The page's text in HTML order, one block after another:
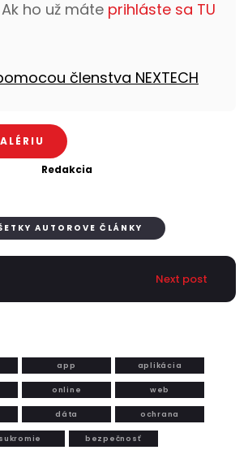
Ak ho už máte prihláste sa TU
členstva NEXTECH
Redakcia
AUTOROVE ČLÁNKY
Next post
app aplikácia
online web
dáta ochrana
sukromie bezpečnosť